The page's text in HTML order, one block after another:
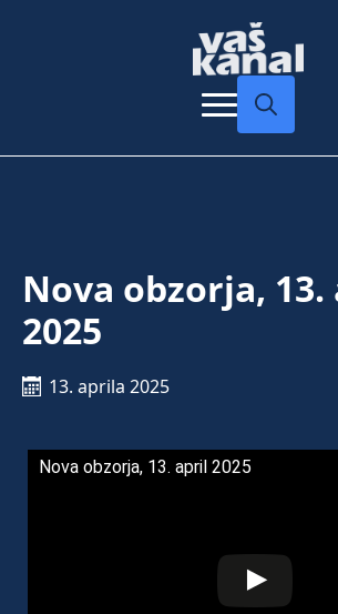
Nova obzorja,
2025
13. aprila 2025
Nova obzorja, 13. april 2025